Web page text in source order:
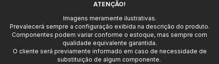
ATENÇÃO!
Imagens meramente ilustrativas.
Prevalecerá sempre a configuração exibida na descrição do produto.
Componentes podem variar conforme o estoque, mas sempre com
qualidade equivalente garantida.
O cliente será previamente informado em caso de necessidade de
substituição de algum componente.